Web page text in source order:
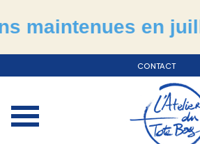
en juillet &
CONTACT